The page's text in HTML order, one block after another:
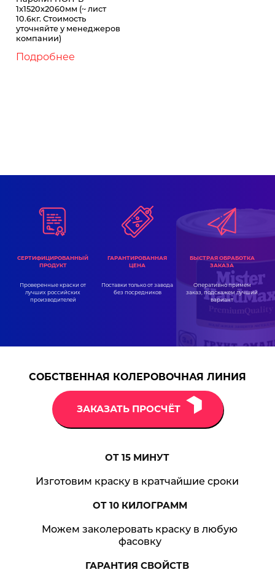
1х1520х2060мм (~ лист
10.6кг. Стоимость
уточняйте у менеджеров
компании)
Подробнее
СЕРТИФИЦИРОВАННЫЙ
ПРОДУКТ
Проверенные краски от
лучших российских
производителей
ГАРАНТИРОВАННАЯ
ЦЕНА
Поставки только от завода
без посредников
БЫСТРАЯ ОБРАБОТКА
ЗАКАЗА
Оперативно примем
заказ, подскажем лучший
вариант
СОБСТВЕННАЯ КОЛЕРОВОЧНАЯ ЛИНИЯ
ЗАКАЗАТЬ ПРОСЧЁТ
ОТ 15 МИНУТ
Изготовим краску в кратчайшие сроки
ОТ 10КИЛОГРАММ
Можем заколеровать краску в любую
фасовку
ГАРАНТИЯ СВОЙСТВ